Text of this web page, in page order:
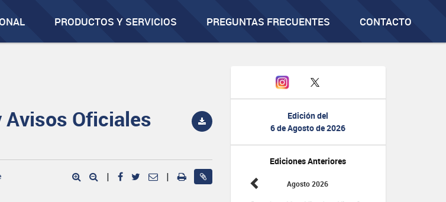
PRODUCTOS Y SERVICIOS PREGUNTAS FRECUENTES CONTACTO
Edición del
6 de Agosto de 2026
Ediciones Anteriores
Agosto 2026
Avisos Oficiales
| |